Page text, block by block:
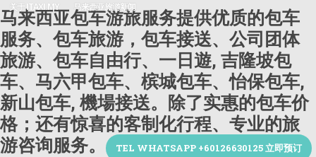
关于 ITAXI.MY 马来西亚旅游新闻
马来西亚包车游旅服务提供优质的包车
服务、包车旅游，包车接送、公司团体
旅游、包车自由行、一日遊, 吉隆坡包
车、马六甲包车、槟城包车、怡保包车,
新山包车, 機場接送。除了实惠的包车价
格；还有惊喜的客制化行程、专业的旅
游咨询服务。
TEL WHATSAPP +60126630125 立即预订